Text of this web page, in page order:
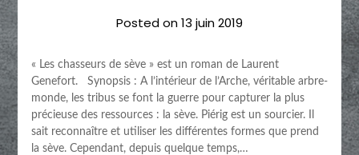
Posted on13 juin 2019
« Les chasseurs de sève » est un roman de Laurent
Genefort. Synopsis : A l’intérieur de l’Arche, véritable arbre-
monde, les tribus se font la guerre pour capturer la plus
précieuse des ressources : la sève. Piérig est un sourcier. Il
sait reconnaître et utiliser les différentes formes que prend
la sève. Cependant, depuis quelque temps,…